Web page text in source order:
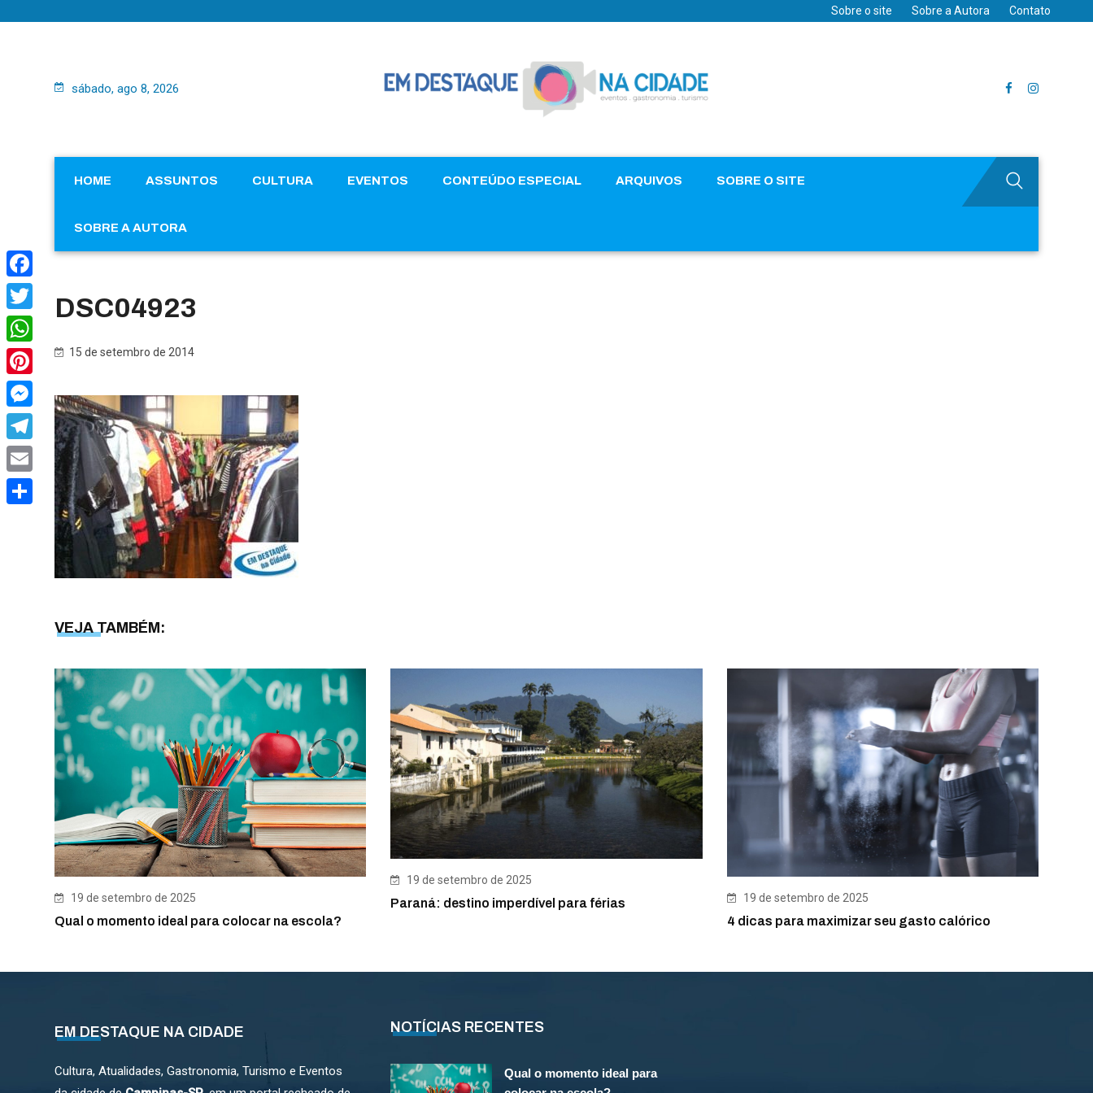
Sobre o site Sobre a Autora Contato
sábado, ago 8, 2026
HOME ASSUNTOS CULTURA EVENTOS CONTEÚDO ESPECIAL ARQUIVOS SOBRE O SITE
SOBRE A AUTORA
DSC04923
15 de setembro de 2014
VEJA TAMBÉM:
19 de setembro de 2025
Qual o momento ideal para colocar na escola?
19 de setembro de 2025
Paraná: destino imperdível para férias 19 de setembro de 2025
4 dicas para maximizar seu gasto calórico
EM DESTAQUE NA CIDADE
Cultura, Atualidades, Gastronomia, Turismo e Eventos
NOTÍCIAS RECENTES
Qual o momento ideal para
Facebook
Twitter
WhatsApp
Pinterest
Messenger
Telegram
Email